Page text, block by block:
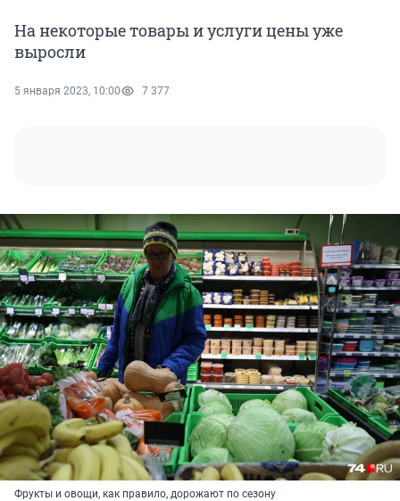
На некоторые товары и услуги цены уже
выросли
5 января 2023, 10:00 7 377
Фрукты и овощи, как правило, дорожают по сезону